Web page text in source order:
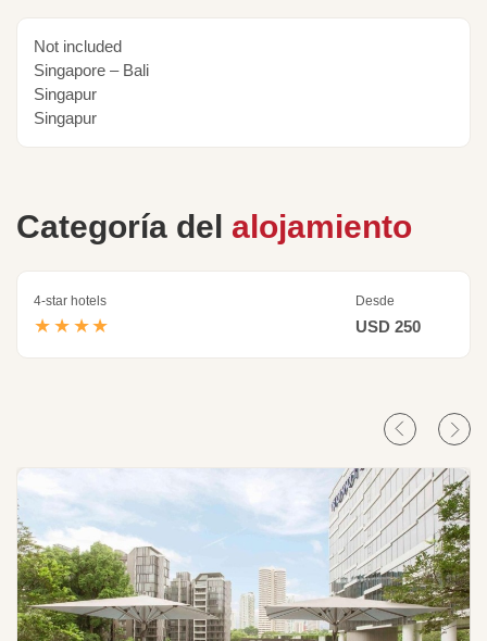
Not included
Singapore – Bali
Singapur
Singapur
Categoría del alojamiento
4-star hotels
★★★★
Desde
USD 250